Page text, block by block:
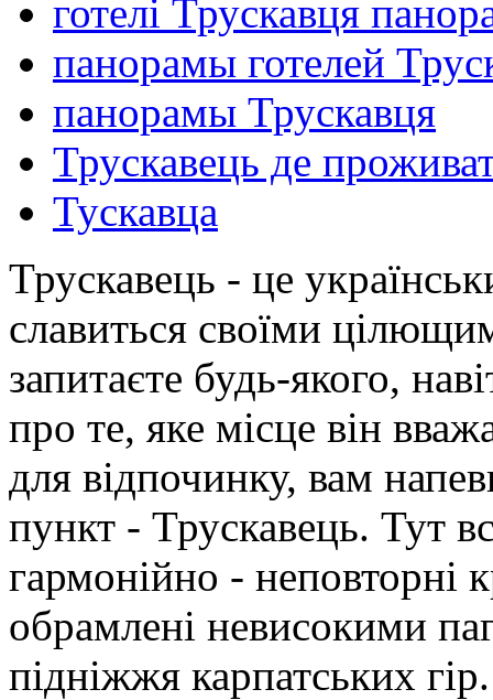
готелі Трускавця
панорамы готелей
панорамы Трускавця
Трускавець де
Тускавца
Трускавець - це
славиться своїми
запитаєте будь-якого,
про те, яке місце він
для відпочинку, вам
пункт - Трускавець. Тут
гармонійно - неповторні
обрамлені невисокими
підніжжя карпатських гір.